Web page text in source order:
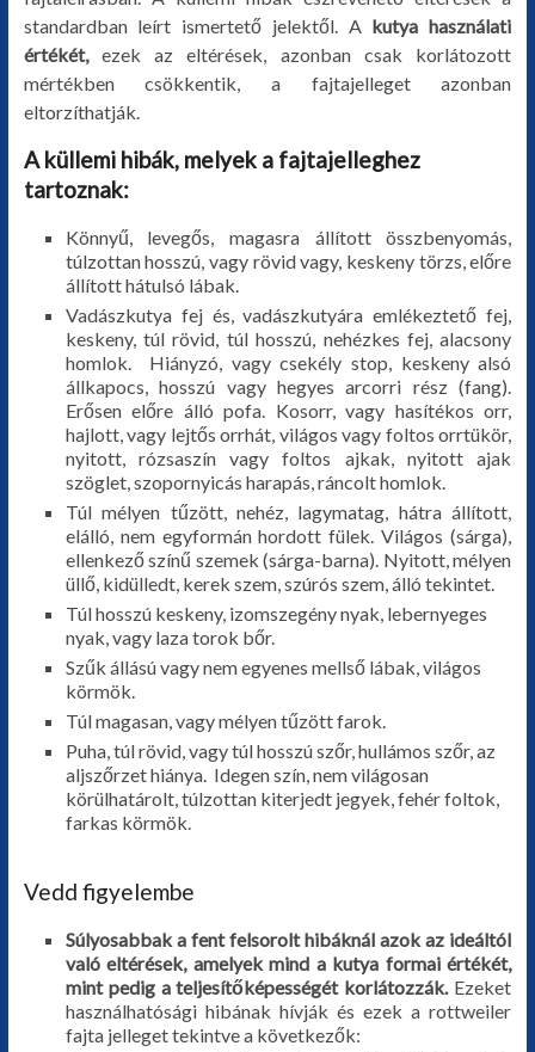
egyéb
standardban leírt ismertető jelektől. A kutya használati
értékét, ezek az eltérések, azonban csak korlátozott
mértékben csökkentik, a fajtajelleget azonban
eltorzíthatják.
A küllemi hibák, melyek a fajtajelleghez
tartoznak:
Könnyű, levegős, magasra állított összbenyomás,
túlzottan hosszú, vagy rövid vagy, keskeny törzs, előre
állított hátulsó lábak.
Vadászkutya fej és, vadászkutyára emlékeztető fej,
keskeny, túl rövid, túl hosszú, nehézkes fej, alacsony
homlok. Hiányzó, vagy csekély stop, keskeny alsó
állkapocs, hosszú vagy hegyes arcorri rész (fang).
Erősen előre álló pofa. Kosorr, vagy hasítékos orr,
hajlott, vagy lejtős orrhát, világos vagy foltos orrtükör,
nyitott, rózsaszín vagy foltos ajkak, nyitott ajak
szöglet, szopornyicás harapás, ráncolt homlok.
Túl mélyen tűzött, nehéz, lagymatag, hátra állított,
elálló, nem egyformán hordott fülek. Világos (sárga),
ellenkező színű szemek (sárga-barna). Nyitott, mélyen
üllő, kidülledt, kerek szem, szúrós szem, álló tekintet.
Túl hosszú keskeny, izomszegény nyak, lebernyeges
nyak, vagy laza torok bőr.
Szűk állású vagy nem egyenes mellső lábak, világos
körmök.
Túl magasan, vagy mélyen tűzött farok.
Puha, túl rövid, vagy túl hosszú szőr, hullámos szőr, az
aljszőrzet hiánya. Idegen szín, nem világosan
körülhatárolt, túlzottan kiterjedt jegyek, fehér foltok,
farkas körmök.
Vedd figyelembe
Súlyosabbak a fent felsorolt hibáknál azok az ideáltól
való eltérések, amelyek mind a kutya formai értékét,
mint pedig a teljesítőképességét korlátozzák.Ezeket
használhatósági hibának hívják és ezek a rottweiler
fajta jelleget tekintve a következők: